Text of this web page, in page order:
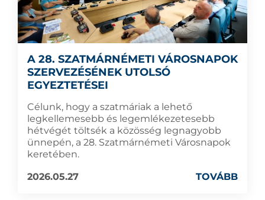
A 28. SZATMÁRNÉMETI VÁROSNAPOK
SZERVEZÉSÉNEK UTOLSÓ
EGYEZTETÉSEI
Célunk, hogy a szatmáriak a lehető
legkellemesebb és legemlékezetesebb
hétvégét töltsék a közösség legnagyobb
ünnepén, a 28. Szatmárnémeti Városnapok
keretében.
2026.05.27
TOVÁBB